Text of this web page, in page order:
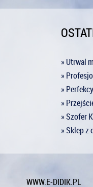
» Utrwal
»
»
»
» Szofer
» Sklep z
WWW.E-DIDIK.PL